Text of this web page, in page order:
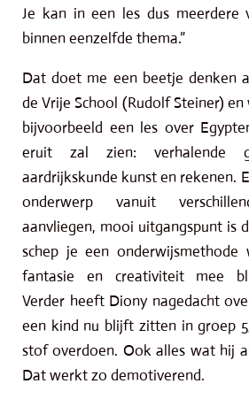
Je kan in een les dus meerdere
binnen eenzelfde thema.”
Dat doet me een beetje denken
de Vrije School (Rudolf Steiner)
bijvoorbeeld een les over
eruit zal zien: verhalende
aardrijkskunde kunst en rekenen.
onderwerp vanuit
aanvliegen, mooi uitgangspunt is
schep je een onderwijsmethode
fantasie en creativiteit mee
Verder heeft Diony nagedacht
een kind nu blijft zitten in groep
stof overdoen. Ook alles wat hij
Dat werkt zo demotiverend.